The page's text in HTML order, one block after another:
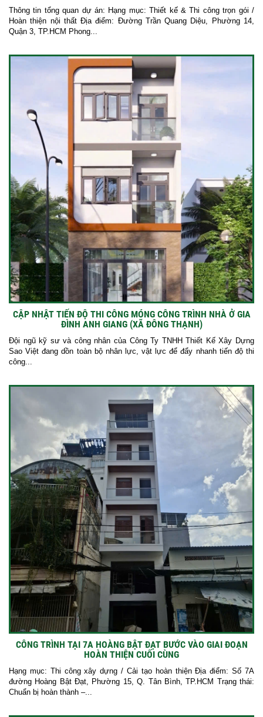
Thông tin tổng quan dự án: Hạng mục: Thiết kế & Thi công trọn gói /
Hoàn thiện nội thất Địa điểm: Đường Trần Quang Diệu, Phường 14,
Quận 3, TP.HCM Phong...
CẬP NHẬT TIẾN ĐỘ THI CÔNG MÓNG CÔNG TRÌNH NHÀ Ở GIA
ĐÌNH ANH GIANG (XÃ ĐÔNG THẠNH)
Đội ngũ kỹ sư và công nhân của Công Ty TNHH Thiết Kế Xây Dựng
Sao Việt đang dồn toàn bộ nhân lực, vật lực để đẩy nhanh tiến độ thi
công...
CÔNG TRÌNH TẠI 7A HOÀNG BẬT ĐẠT BƯỚC VÀO GIAI ĐOẠN
HOÀN THIỆN CUỐI CÙNG
Hạng mục: Thi công xây dựng / Cải tạo hoàn thiện Địa điểm: Số 7A
đường Hoàng Bật Đạt, Phường 15, Q. Tân Bình, TP.HCM Trạng thái:
Chuẩn bị hoàn thành –...